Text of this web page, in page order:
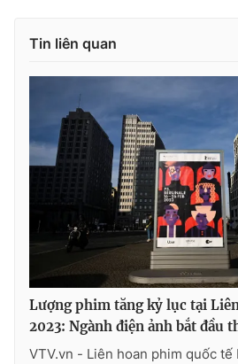
Tin liên quan
Lượng phim tăng kỷ lục tại
2023: Ngành điện ảnh bắt đầu
VTV.vn - Liên hoan phim quốc tế